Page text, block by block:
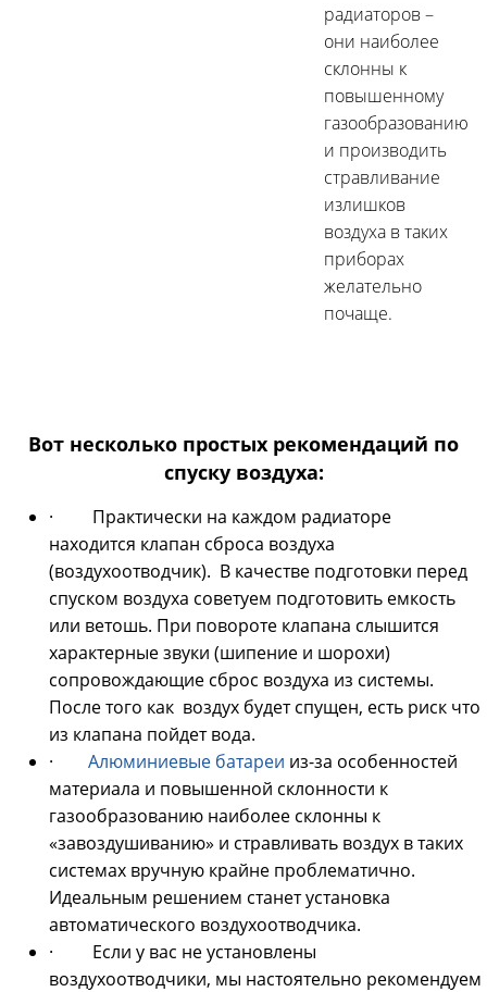
радиаторов –
они наиболее
склонны к
повышенному
газообразованию
и производить
стравливание
излишков
воздуха в таких
приборах
желательно
почаще.
Вот несколько простых рекомендаций по
спуску воздуха:
· Практически на каждом радиаторе
находится клапан сброса воздуха
(воздухоотводчик). В качестве подготовки перед
спуском воздуха советуем подготовить емкость
или ветошь. При повороте клапана слышится
характерные звуки (шипение и шорохи)
сопровождающие сброс воздуха из системы.
После того как воздух будет спущен, есть риск что
из клапана пойдет вода.
· Алюминиевые батареи из-за особенностей
материала и повышенной склонности к
газообразованию наиболее склонны к
«завоздушиванию» и стравливать воздух в таких
системах вручную крайне проблематично.
Идеальным решением станет установка
автоматического воздухоотводчика.
· Если у вас не установлены
воздухоотводчики, мы настоятельно рекомендуем